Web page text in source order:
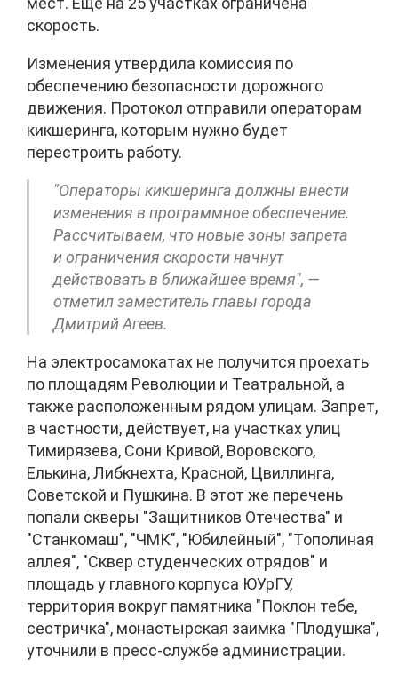
скорость.
Изменения утвердила комиссия по
обеспечению безопасности дорожного
движения. Протокол отправили операторам
кикшеринга, которым нужно будет
перестроить работу.
"Операторы кикшеринга должны внести
изменения в программное обеспечение.
Рассчитываем, что новые зоны запрета
и ограничения скорости начнут
действовать в ближайшее время", —
отметил заместитель главы города
Дмитрий Агеев.
На электросамокатах не получится проехать
по площадям Революции и Театральной, а
также расположенным рядом улицам. Запрет,
в частности, действует, на участках улиц
Тимирязева, Сони Кривой, Воровского,
Елькина, Либкнехта, Красной, Цвиллинга,
Советской и Пушкина. В этот же перечень
попали скверы "Защитников Отечества" и
"Станкомаш", "ЧМК", "Юбилейный", "Тополиная
аллея", "Сквер студенческих отрядов" и
площадь у главного корпуса ЮУрГУ,
территория вокруг памятника "Поклон тебе,
сестричка", монастырская заимка "Плодушка",
уточнили в пресс-службе администрации.